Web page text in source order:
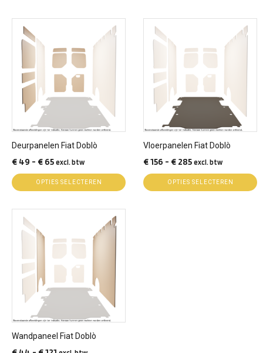
Deurpanelen Fiat Doblò
€ 49 - € 65Prijsklasse:
€ 49
tot
excl. btw
OPTIES SELECTEREN
product
heeft
meerdere
variaties.
optie
worden
op
de
productpagina
Vloerpanelen Fiat Doblò
€156 - € 285Prijsklasse:
€ 156
tot
excl. btw
OPTIES SELECTEREN
product
meerdere
variaties.
optie
worden
op
de
productpagina
Wandpaneel Fiat Doblò
product
meerdere
variaties.
optie
worden